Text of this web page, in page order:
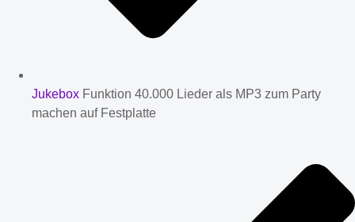
Jukebox Funktion 40.000 Lieder als MP3 zum Party
machen auf Festplatte